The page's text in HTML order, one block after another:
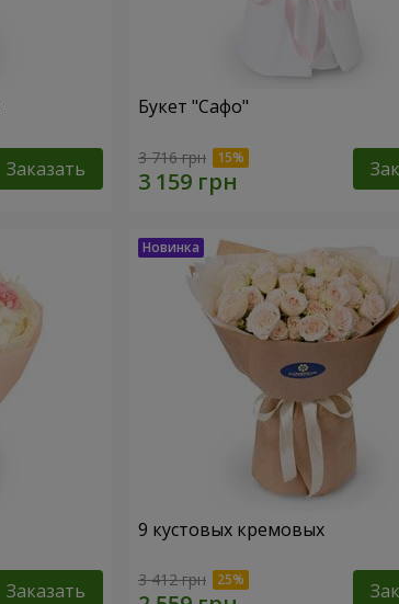
Заказать
Букет "Сафо"
3 716 грн
Заказать
9 кустовых кремовых
3 412 грн